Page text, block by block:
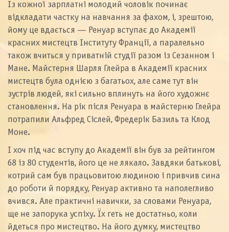
Із кожної зарплатні молодий чоловік починає
відкладати частку на навчання за фахом, і, зрештою,
йому це вдається — Ренуар вступає до Академії
красних мистецтв Інституту Франції, а паралельно
також вчиться у приватній студії разом із Сезанном і
Мане. Майстерня Шарля Глейра в Академії красних
мистецтв була однією з багатьох, але саме тут він
зустрів людей, які сильно вплинуть на його художнє
становлення. На рік після Ренуара в майстерню Глейра
потрапили Альфред Сіслей, Фредерік Базиль та Клод
Моне.
І хоч під час вступу до Академії він був за рейтингом
68 із 80 студентів, його це не лякало. Завдяки батькові,
котрий сам був працьовитою людиною і привчив сина
до роботи й порядку, Ренуар активно та наполегливо
вчився. Але практичні навички, за словами Ренуара,
ще не запорука успіху. Їх геть не достатньо, коли
йдеться про мистецтво. На його думку, мистецтво